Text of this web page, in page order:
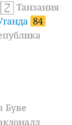
Танзания
84
Буве